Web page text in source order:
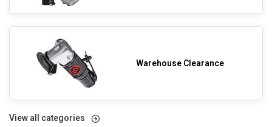
Warehouse Clearance
View all categories